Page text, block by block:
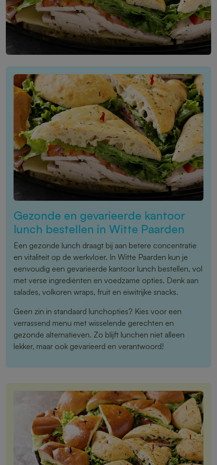
Gezonde en gevarieerde kantoor
lunch bestellen in Witte Paarden
Een gezonde lunch draagt bij aan betere concentratie
en vitaliteit op de werkvloer. In Witte Paarden kun je
eenvoudig een gevarieerde kantoor lunch bestellen, vol
met verse ingrediënten en voedzame opties. Denk aan
salades, volkoren wraps, fruit en eiwitrijke snacks.
Geen zin in standaard lunchopties? Kies voor een
verrassend menu met wisselende gerechten en
gezonde alternatieven. Zo blijft lunchen niet alleen
lekker, maar ook gevarieerd en verantwoord!